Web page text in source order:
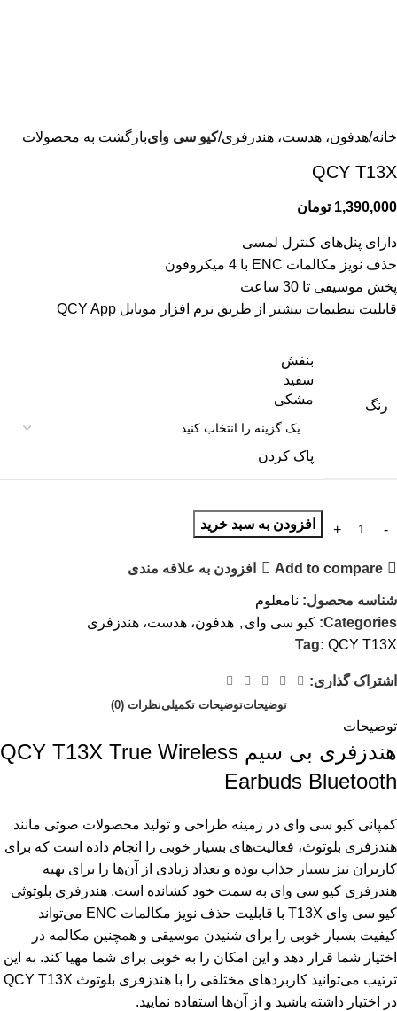
خانه هدفون، هدست، هندزفری کیو سی وایبازگشت به محصولات
QCY T13X
1,390,000 تومان
دارای پنل‌های کنترل لمسی
حذف نویز مکالمات ENC با 4 میکروفون
پخش موسیقی تا 30 ساعت
قابلیت تنظیمات بیشتر از طریق نرم افزار موبایل QCY App
رنگ
بنفش
سفید
مشکی
پاک کردن
افزودن به سبد خرید
Add to compare افزودن به علاقه مندی
شناسه محصول: نامعلوم
Categories: کیو سی وای , هدفون، هدست، هندزفری
Tag: QCY T13X
اشتراک گذاری:
توضیحاتتوضیحات تکمیلینظرات (0)
توضیحات
هندزفری بی سیم QCY T13X True Wireless
Earbuds Bluetooth
کمپانی کیو سی وای در زمینه طراحی و تولید محصولات صوتی مانند
هندزفری بلوتوث، فعالیت‌های بسیار خوبی را انجام داده است که برای
کاربران نیز بسیار جذاب بوده و تعداد زیادی از آن‌ها را برای تهیه
هندزفری کیو سی وای به سمت خود کشانده است. هندزفری بلوتوثی
کیو سی وای T13X با قابلیت حذف نویز مکالمات ENC می‌تواند
کیفیت بسیار خوبی را برای شنیدن موسیقی و همچنین مکالمه در
اختیار شما قرار دهد و این امکان را به خوبی برای شما مهیا کند. به این
ترتیب می‌توانید کاربردهای مختلفی را با هندزفری بلوتوث QCY T13X
در اختیار داشته باشید و از آن‌ها استفاده نمایید.